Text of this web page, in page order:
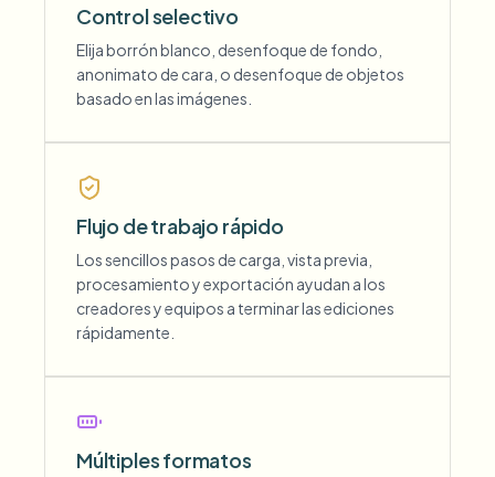
Control selectivo
Elija borrón blanco, desenfoque de fondo,
anonimato de cara, o desenfoque de objetos
basado en las imágenes.
Flujo de trabajo rápido
Los sencillos pasos de carga, vista previa,
procesamiento y exportación ayudan a los
creadores y equipos a terminar las ediciones
rápidamente.
Múltiples formatos